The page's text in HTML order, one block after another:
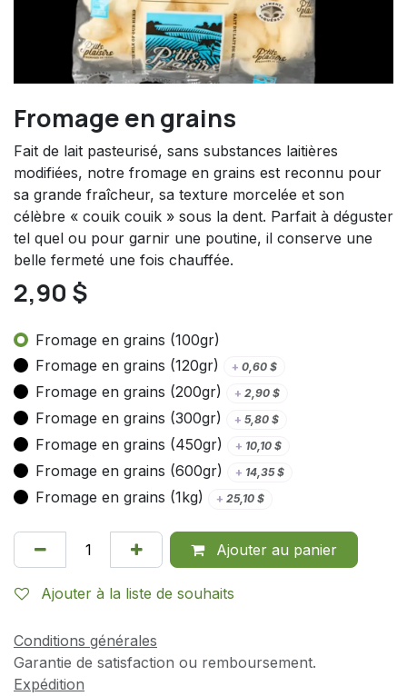
Fromage en grains
Fait de lait pasteurisé, sans substances laitières
modifiées, notre fromage en grains est reconnu pour
sa grande fraîcheur, sa texture morcelée et son
célèbre « couik couik » sous la dent. Parfait à déguster
tel quel ou pour garnir une poutine, il conserve une
belle fermeté une fois chauffée.
2,90 $
Fromage en grains (100gr)
Fromage en grains (120gr)
+ 0,60$
Fromage en grains (200gr) + 2,90$
Fromage en grains (300gr) + 5,80$
Fromage en grains (450gr) + 10,10$
Fromage en grains (600gr) + 14,35$
Fromage en grains (1kg) + 25,10$
Ajouter au panier
Ajouter à la liste de souhaits
Conditions générales
Garantie de satisfaction ou remboursement.
Expédition